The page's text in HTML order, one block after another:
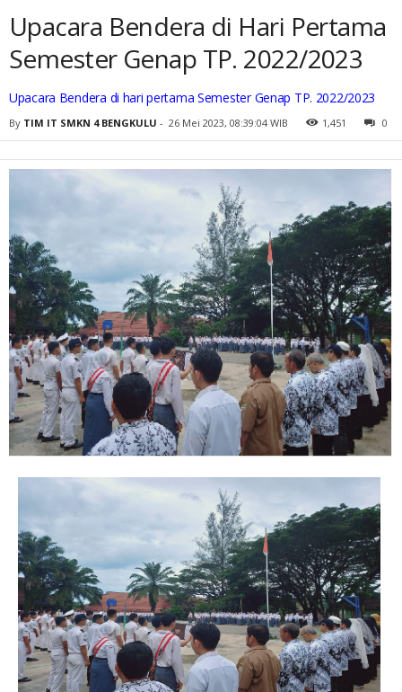
Upacara Bendera di Hari Pertama
Semester Genap TP. 2022/2023
Upacara Bendera di hari pertama Semester Genap TP. 2022/2023
By TIM IT SMKN 4 BENGKULU - 26 Mei 2023, 08:39:04 WIB 1,451 0